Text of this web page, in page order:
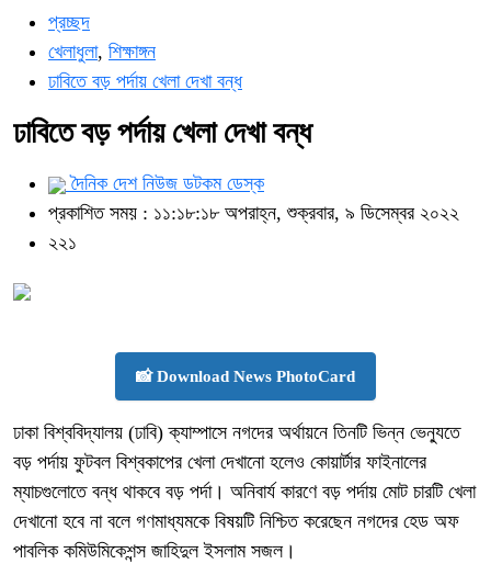
প্রচ্ছদ
খেলাধুলা, শিক্ষাঙ্গন
ঢাবিতে বড় পর্দায় খেলা দেখা বন্ধ
ঢাবিতে বড় পর্দায় খেলা দেখা বন্ধ
দৈনিক দেশ নিউজ ডটকম ডেস্ক
প্রকাশিত সময় : ১১:১৮:১৮ অপরাহ্ন, শুক্রবার, ৯ ডিসেম্বর ২০২২
২২১
📸 Download News PhotoCard
ঢাকা বিশ্ববিদ্যালয় (ঢাবি) ক্যাম্পাসে নগদের অর্থায়নে তিনটি ভিন্ন ভেন্যুতে
বড় পর্দায় ফুটবল বিশ্বকাপের খেলা দেখানো হলেও কোয়ার্টার ফাইনালের
ম্যাচগুলোতে বন্ধ থাকবে বড় পর্দা। অনিবার্য কারণে বড় পর্দায় মোট চারটি খেলা
দেখানো হবে না বলে গণমাধ্যমকে বিষয়টি নিশ্চিত করেছেন নগদের হেড অফ
পাবলিক কমিউমিকেশন্স জাহিদুল ইসলাম সজল।